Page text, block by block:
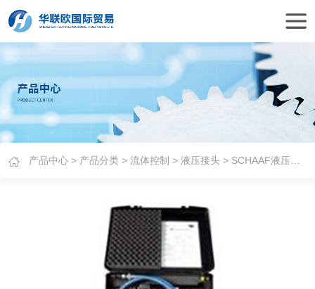
产品中心 > 产品分类 >流体控制 >液压接头 > SCHAAF液压接头